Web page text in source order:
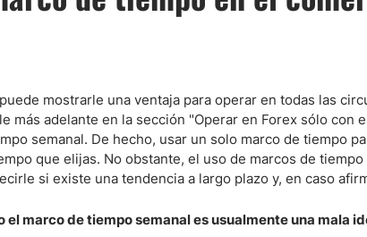
mostrarle una ventaja para operar en todas las
más adelante en la sección "Operar en Forex sólo con
semanal. De hecho, usar un solo marco de tiempo
que elijas. No obstante, el uso de marcos de
si existe una tendencia a largo plazo y, en caso
marco de tiempo semanal es usualmente una mala